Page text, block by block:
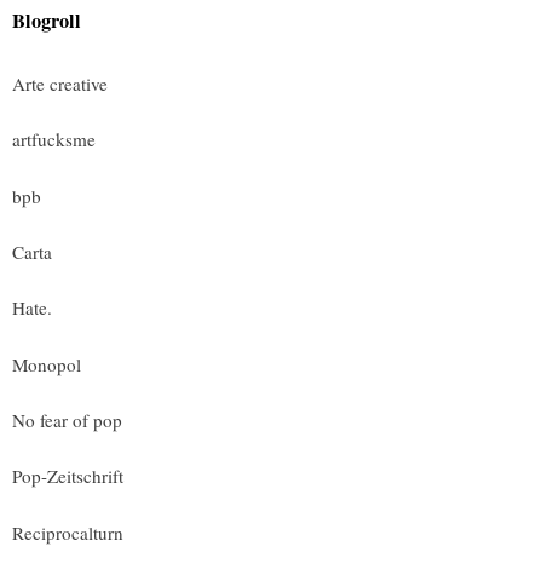
Blogroll
Arte creative
artfucksme
bpb
Carta
Hate.
Monopol
No fear of pop
Pop-Zeitschrift
Reciprocalturn